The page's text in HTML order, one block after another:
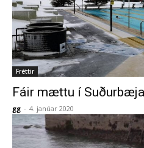
Fréttir
Fáir mættu í
gg - 4. janúar 2020